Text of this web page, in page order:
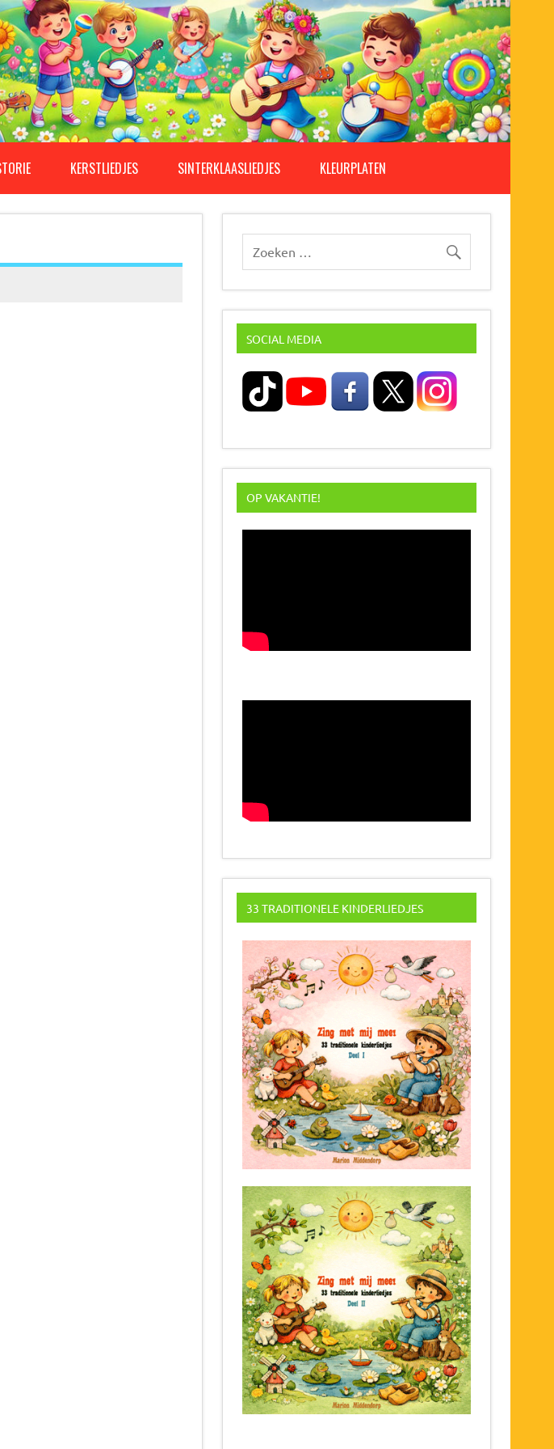
KERSTLIEDJES SINTERKLAASLIEDJES KLEURPLATEN
SOCIAL MEDIA
OP VAKANTIE!
33 TRADITIONELE KINDERLIEDJES